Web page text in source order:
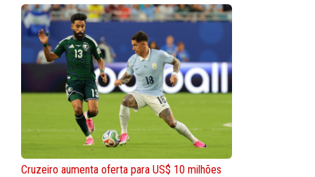
Cruzeiro aumenta oferta para US$ 10 milhões